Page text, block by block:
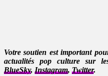
Votre soutien est important
actualités pop culture sur
BlueSky, Instagram, Twitter.